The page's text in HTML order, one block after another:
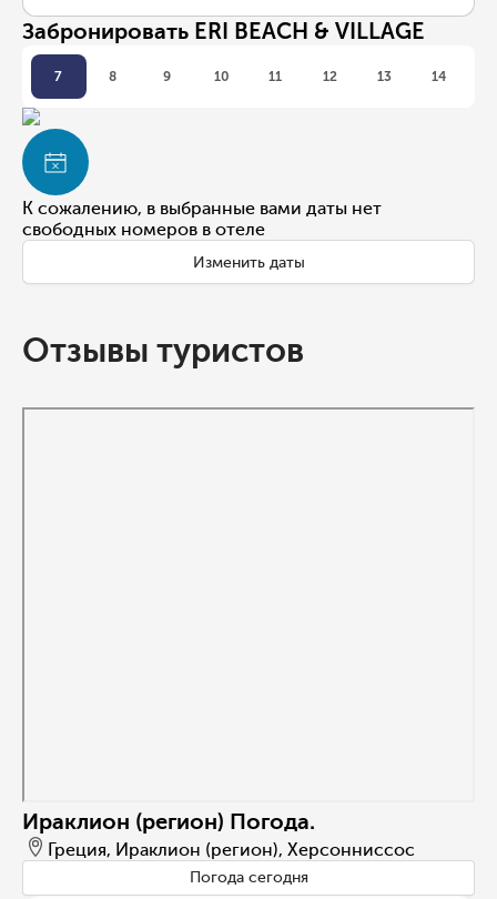
Забронировать ERI BEACH & VILLAGE
7 8 9 10 11 12 13 14
К сожалению, в выбранные вами даты нет
свободных номеров в отеле
Изменить даты
Отзывы туристов
Ираклион (регион) Погода.
Греция, Ираклион (регион), Херсонниссос
Погода сегодня